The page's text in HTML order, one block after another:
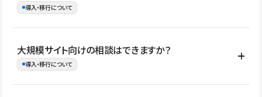
ォリオなど幅広く制作できます。
導入・移行について
はい。既存サイトの構成やコンテンツ、URLを整理したうえで、
Studio上に再構築する形で移行できます。 WordPressの場合は、
大規模サイト向けの相談はできますか？
導入・移行について